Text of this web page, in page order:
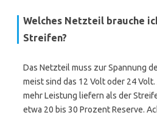
Welches Netzteil brauche
Streifen?
Das Netzteil muss zur Spannung
meist sind das 12 Volt oder 24
mehr Leistung liefern als der
etwa 20 bis 30 Prozent Reserve.